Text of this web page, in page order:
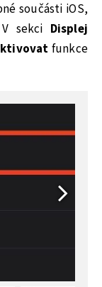
součásti iOS,
sekci Displej
funkce